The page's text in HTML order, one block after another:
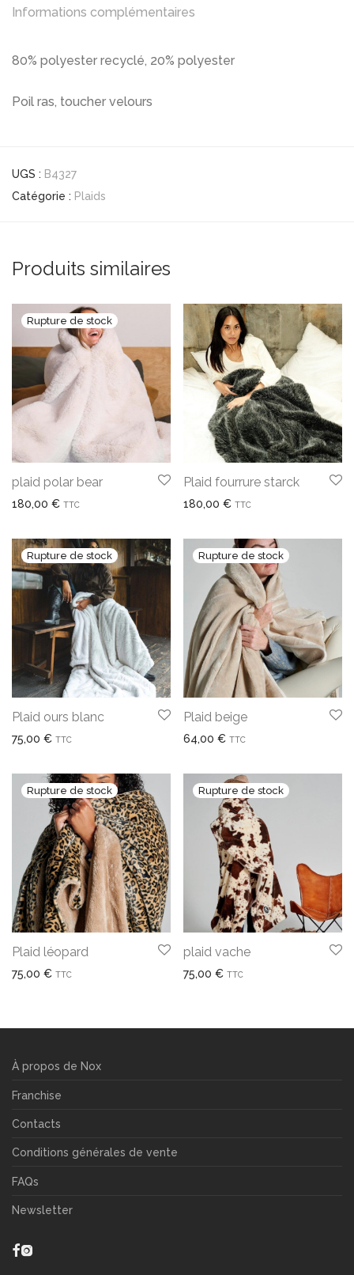
Informations complémentaires
80% polyester recyclé, 20% polyester
Poil ras, toucher velours
UGS : B4327
Catégorie : Plaids
Produits similaires
plaid polar bear
180,00 € TTC
Plaid fourrure starck
180,00 € TTC
Plaid ours blanc
75,00 € TTC
Plaid beige
64,00 € TTC
Plaid léopard
75,00 € TTC
plaid vache
75,00 € TTC
À propos de Nox
Franchise
Contacts
Conditions générales de vente
FAQs
Newsletter